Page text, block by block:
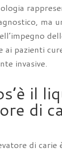
ma
ai pazienti
invasive.
il
di
di carie